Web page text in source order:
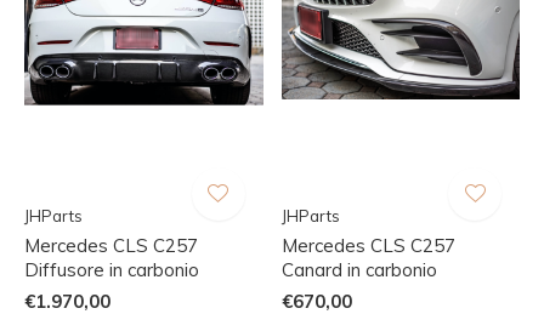
JHParts
Mercedes CLS C257
Diffusore in carbonio
€1.970,00
JHParts
Mercedes CLS C257
Canard in carbonio
€670,00